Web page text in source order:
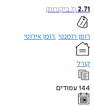
2.71
(
7ביקורות)
רומן רומנטי רומן אירוטי
קורל
144עמודים